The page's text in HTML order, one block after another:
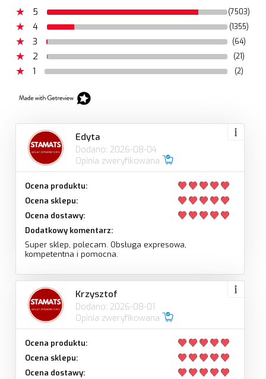
5
(7503)
4 (1355)
3 (64)
2 (21)
1 (2)
Edyta
Dodano: 2026-08-04
Opinia zweryfikowana
Ocena produktu:
Ocena sklepu:
Ocena dostawy:
Dodatkowy komentarz:
Super sklep, polecam. Obsługa expresowa,
kompetentna i pomocna.
Krzysztof
Dodano: 2026-08-01
Opinia zweryfikowana
Ocena produktu:
Ocena sklepu:
Ocena dostawy: